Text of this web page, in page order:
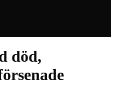
död,